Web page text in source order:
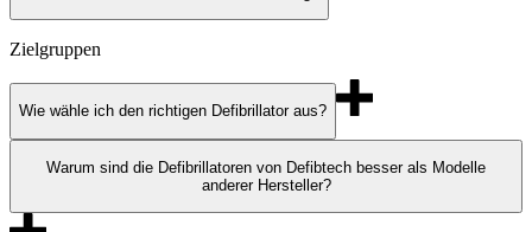
Zielgruppen
Wie wähle ich den richtigen Defibrillator aus?
Warum sind die Defibrillatoren von Defibtech besser als Modelle
anderer Hersteller?